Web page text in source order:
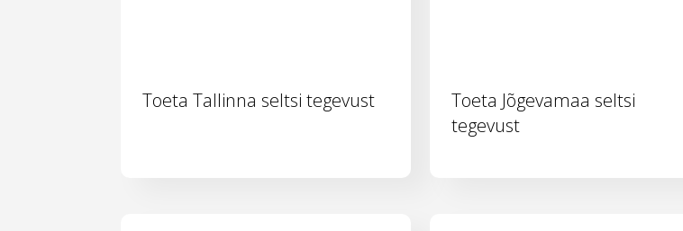
Toeta Tallinna seltsi tegevust
Toeta Jõgevamaa seltsi
tegevust